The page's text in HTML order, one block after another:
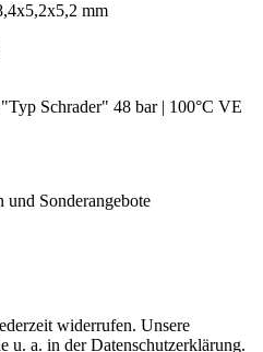
mm
und Sonderangebote
widerrufen. Unsere
u. a. in der Datenschutzerklärung.